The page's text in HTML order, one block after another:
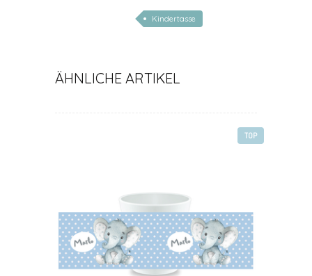
Kindertasse
ÄHNLICHE ARTIKEL
TOP